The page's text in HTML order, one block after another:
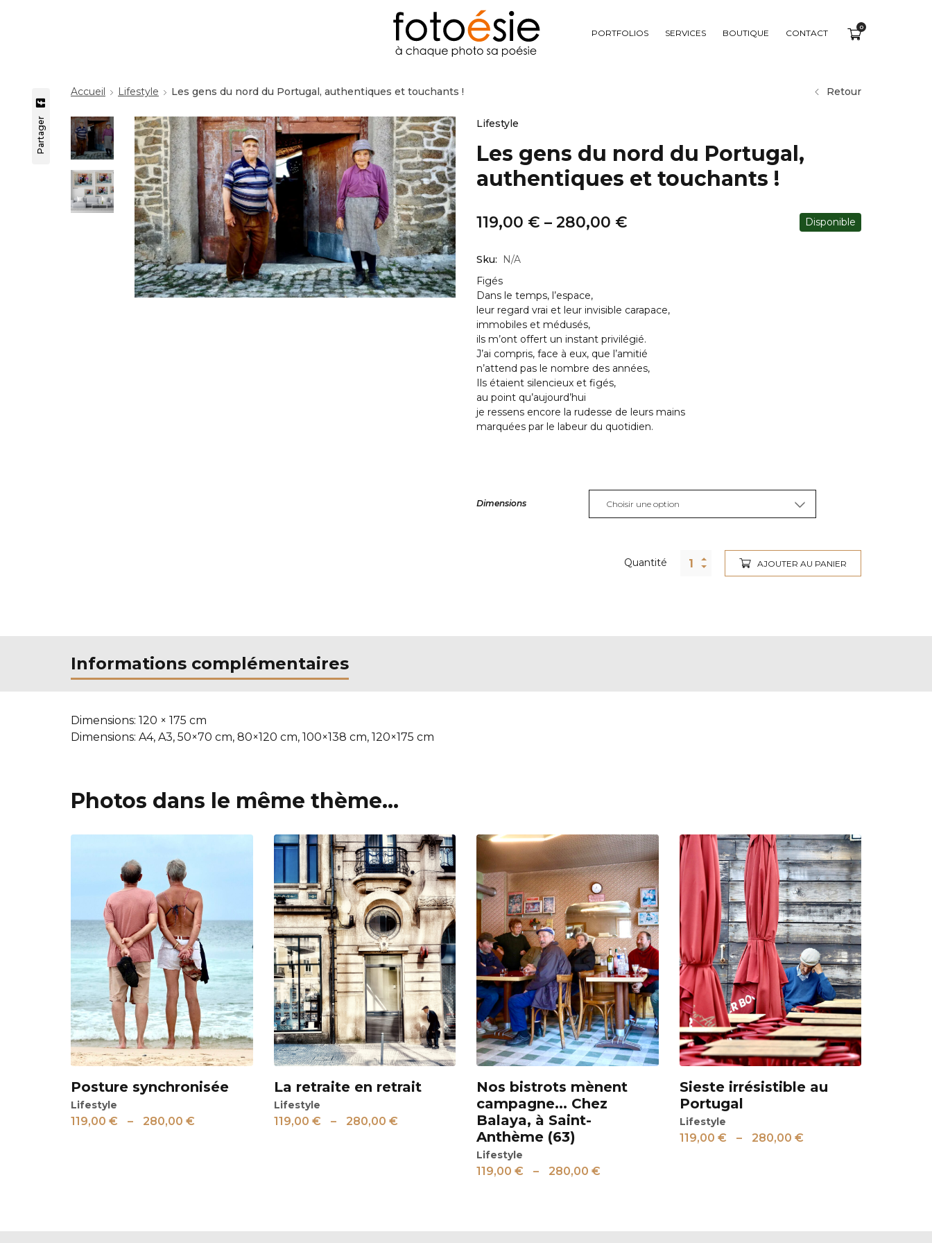
PORTFOLIOS SERVICES BOUTIQUE CONTACT
0
Partager
Accueil Lifestyle Les gens du nord du Portugal, authentiques et touchants ! Retour
Lifestyle
Les gens du nord du Portugal,
authentiques et touchants !
119,00 € – 280,00 € Disponible
Sku:
N/A
Figés
Dans le temps, l’espace,
leur regard vrai et leur invisible carapace,
immobiles et médusés,
ils m’ont offert un instant privilégié.
J’ai compris, face à eux, que l’amitié
n’attend pas le nombre des années,
Ils étaient silencieux et figés,
au point qu’aujourd’hui
je ressens encore la rudesse de leurs mains
marquées par le labeur du quotidien.
Dimensions
Quantité AJOUTER AU PANIER
Informations complémentaires
Dimensions: 120 × 175 cm
Dimensions: A4, A3, 50×70 cm, 80×120 cm, 100×138 cm, 120×175 cm
Photos dans le même thème...
Voir
Posture synchronisée
Lifestyle
119,00 € – 280,00 €
Voir
La retraite en retrait
Lifestyle
119,00 € – 280,00 €
Voir
Nos bistrots mènent
campagne... Chez
Balaya, à Saint-
Anthème (63)
Lifestyle
119,00 € – 280,00 €
Voir
Sieste irrésistible au
Portugal
Lifestyle
119,00 € – 280,00 €